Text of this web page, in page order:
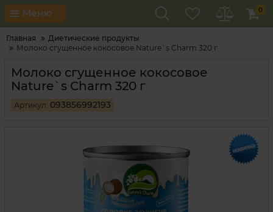
Меню 0
Главная
Диетические продукты
Молоко сгущенное кокосовое Nature`s Charm 320 г
Молоко сгущенное кокосовое
Nature`s Charm 320 г
Артикул: 093856992193